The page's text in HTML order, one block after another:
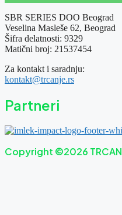
SBR SERIES DOO Beograd
Veselina Masleše 62, Beograd
Šifra delatnosti: 9329
Matični broj: 21537454
Za kontakt i saradnju:
kontakt@trcanje.rs
Partneri
Copyright ©2026